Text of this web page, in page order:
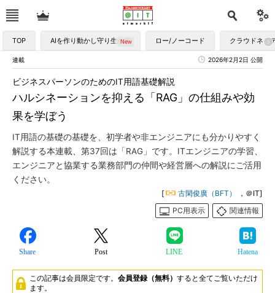
TOP AIを作り動かし守り生かす ロー/ノーコード クラウドネイ
連載 2026年2月2日 公開
ハルシネーションを抑える「RAG」の仕組みや効
果を学ぼう
ビジネスパーソンのためのIT用語基礎解説
IT用語の基礎の基礎を、初学者や非エンジニアにも分かりやすく
解説する本連載、第37回は「RAG」です。ITエンジニアの学習、
エンジニアと協業する業務部門の仲間や経営層への解説にご活用
ください。
[ 古閑俊廣（BFT）
，＠IT]
PC用表示
関連情報
Share Post LINE Hatena
この記事は会員限定です。 会員登録（無料） すると全てご覧いただけ
ます。